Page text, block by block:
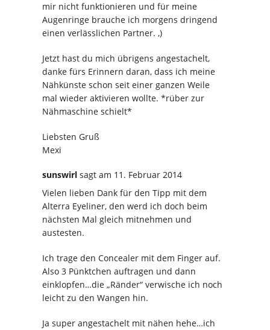
mir nicht funktionieren und für meine
Augenringe brauche ich morgens dringend
einen verlässlichen Partner. ,)
Jetzt hast du mich übrigens angestachelt,
danke fürs Erinnern daran, dass ich meine
Nähkünste schon seit einer ganzen Weile
mal wieder aktivieren wollte. *rüber zur
Nähmaschine schielt*
Liebsten Gruß
Mexi
sunswirl sagt am 11. Februar 2014
Vielen lieben Dank für den Tipp mit dem
Alterra Eyeliner, den werd ich doch beim
nächsten Mal gleich mitnehmen und
austesten.
Ich trage den Concealer mit dem Finger auf.
Also 3 Pünktchen auftragen und dann
einklopfen…die „Ränder“ verwische ich noch
leicht zu den Wangen hin.
Ja super angestachelt mit nähen hehe…ich